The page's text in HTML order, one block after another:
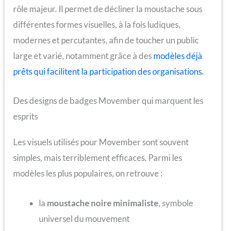
rôle majeur. Il permet de décliner la moustache sous
différentes formes visuelles, à la fois ludiques,
modernes et percutantes, afin de toucher un public
large et varié, notamment grâce à desmodèles déjà
prêts qui facilitent la participation des organisations.
Des designs de badges Movember qui marquent les
esprits
Les visuels utilisés pour Movember sont souvent
simples, mais terriblement efficaces. Parmi les
modèles les plus populaires, on retrouve :
la moustache noire minimaliste, symbole
universel du mouvement